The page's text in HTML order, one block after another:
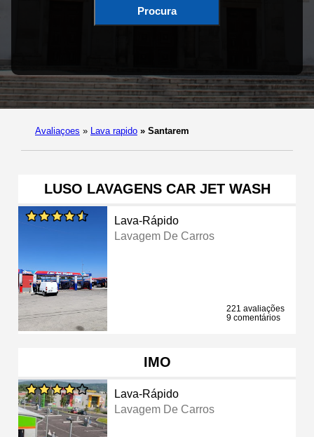
Procura
Avaliaçoes » Lava rapido » Santarem
LUSO LAVAGENS CAR JET WASH
Lava-Rápido
Lavagem De Carros
221 avaliações
9 comentários
IMO
Lava-Rápido
Lavagem De Carros